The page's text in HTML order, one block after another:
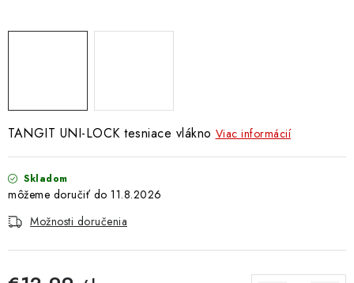
TANGIT UNI-LOCK tesniace vlákno Viac informácií
Skladom
11.8.2026
Možnosti doručenia